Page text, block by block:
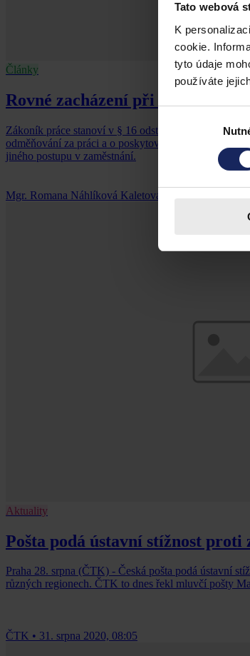
Tato webová
K
cookie.
tyto údaje
používáte
souhlasu
Články
Rovné zacházení při odměňování
Zákoník práce stanoví v § 16 odst. 1
odměňování za práci a o poskytování jiných
jiného postupu v zaměstnání.
Mgr. Romana Náhlíková Kaletová
Aktuality
Pošta podá ústavní stížnost
Praha 28. srpna (ČTK) - Česká pošta podá ústavní
různých regionech. ČTK to dnes řekl mluvčí pošty
ČTK • 31. srpna 2020, 08:05